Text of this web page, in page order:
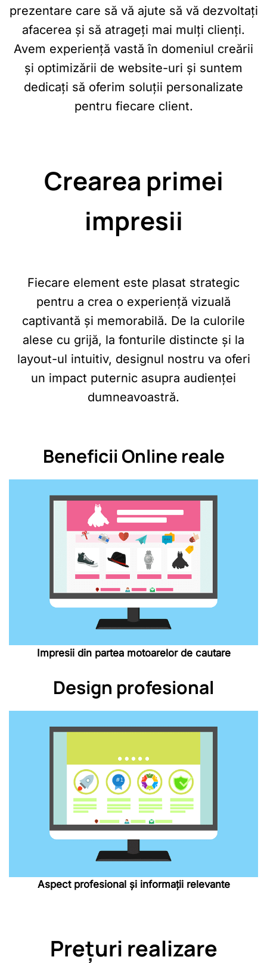
prezentare care să vă ajute să vă dezvoltați
afacerea și să atrageți mai mulți clienți.
Avem experiență vastă în domeniul creării
și optimizării de website-uri și suntem
dedicați să oferim soluții personalizate
pentru fiecare client.
Crearea primei
impresii
Fiecare element este plasat strategic
pentru a crea o experiență vizuală
captivantă și memorabilă. De la culorile
alese cu grijă, la fonturile distincte și la
layout-ul intuitiv, designul nostru va oferi
un impact puternic asupra audienței
dumneavoastră.
Beneficii Online reale
Impresii din partea motoarelor de cautare
Design profesional
Aspect profesional și informații relevante
Prețuri realizare